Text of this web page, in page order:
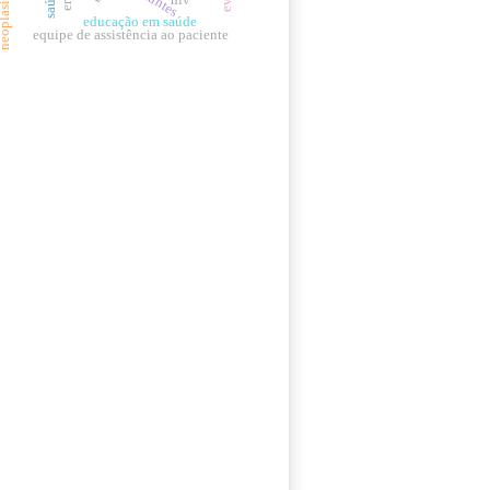
educação em saúde
equipe de assistência ao paciente